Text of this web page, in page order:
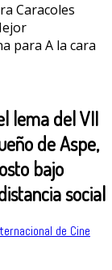
Caracoles
para A la cara
lema del VII
de Aspe,
bajo
social
de Cine